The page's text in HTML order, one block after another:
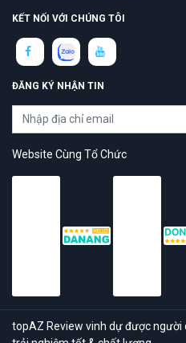
KẾT NỐI VỚI CHÚNG TÔI
ĐĂNG KÝ NHẬN TIN
Website Cùng Tổ Chức
topAZ Review vinh dự được người